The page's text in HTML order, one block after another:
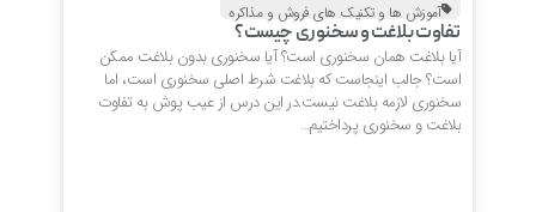
آموزش ها و تکنیک های فروش و مذاکره
تفاوت بلاغت و سخنوری چیست؟
آیا بلاغت همان سخنوری است؟ آیا سخنوری بدون بلاغت ممکن
است؟ جالب اینجاست که بلاغت شرط اصلی سخنوری است، اما
سخنوری لازمه بلاغت نیست.در این درس از عیب پوش به تفاوت
بلاغت و سخنوری پرداختیم…